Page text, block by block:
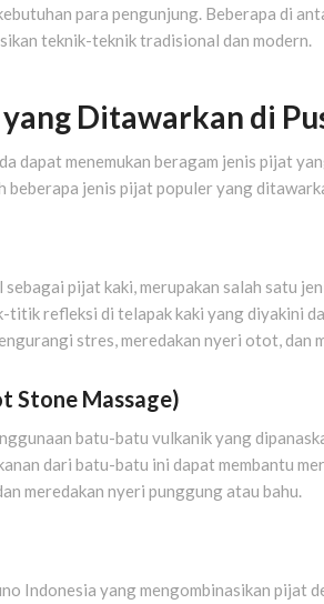
para pengunjung. Beberapa di
teknik-teknik tradisional dan modern.
Ditawarkan di
dapat menemukan beragam jenis pijat
beberapa jenis pijat populer yang
sebagai pijat kaki, merupakan salah satu
refleksi di telapak kaki yang diyakini
stres, meredakan nyeri otot, dan
Stone Massage)
batu-batu vulkanik yang
dari batu-batu ini dapat membantu
meredakan nyeri punggung atau bahu.
Indonesia yang mengombinasikan pijat